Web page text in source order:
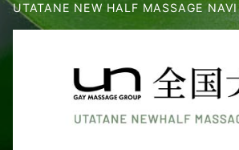
UTATANE NEW HALF MASSAGE NAVI